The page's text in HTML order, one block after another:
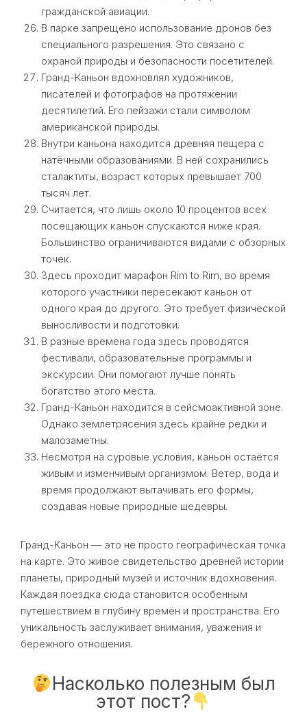
гражданской авиации.
В парке запрещено использование дронов без
специального разрешения. Это связано с
охраной природы и безопасности посетителей.
Гранд-Каньон вдохновлял художников,
писателей и фотографов на протяжении
десятилетий. Его пейзажи стали символом
американской природы.
Внутри каньона находится древняя пещера с
натёчными образованиями. В ней сохранились
сталактиты, возраст которых превышает 700
тысяч лет.
Считается, что лишь около 10 процентов всех
посещающих каньон спускаются ниже края.
Большинство ограничиваются видами с обзорных
точек.
Здесь проходит марафон Rim to Rim, во время
которого участники пересекают каньон от
одного края до другого. Это требует физической
выносливости и подготовки.
В разные времена года здесь проводятся
фестивали, образовательные программы и
экскурсии. Они помогают лучше понять
богатство этого места.
Гранд-Каньон находится в сейсмоактивной зоне.
Однако землетрясения здесь крайне редки и
малозаметны.
Несмотря на суровые условия, каньон остаётся
живым и изменчивым организмом. Ветер, вода и
время продолжают вытачивать его формы,
создавая новые природные шедевры.
Гранд-Каньон — это не просто географическая точка
на карте. Это живое свидетельство древней истории
планеты, природный музей и источник вдохновения.
Каждая поездка сюда становится особенным
путешествием в глубину времён и пространства. Его
уникальность заслуживает внимания, уважения и
бережного отношения.
Насколько полезным был
этот пост?